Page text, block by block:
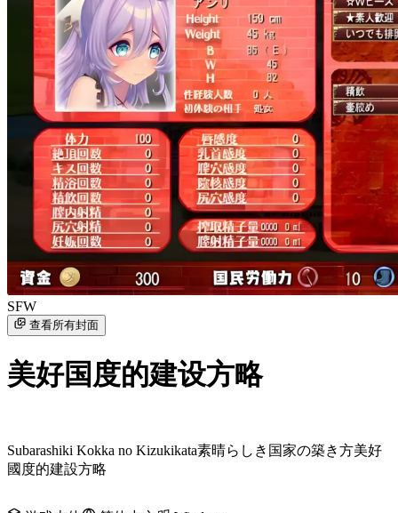
SFW
查看所有封面
美好国度的建设方略
Subarashiki Kokka no Kizukikata素晴らしき国家の築き方美好
國度的建設方略